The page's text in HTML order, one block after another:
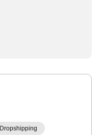
Dropshipping